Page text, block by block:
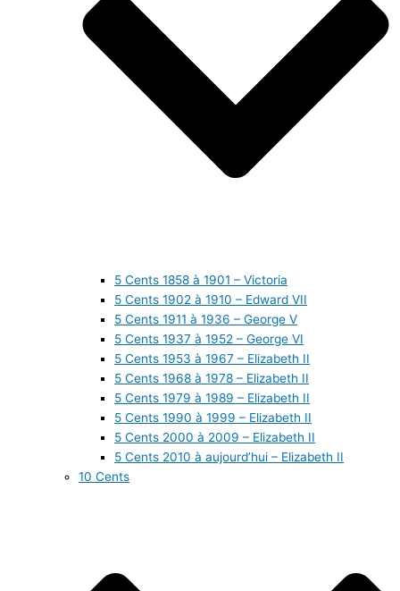
5 Cents 1858 à 1901 – Victoria
5 Cents 1902 à 1910 – Edward VII
5 Cents 1911 à 1936 – George V
5 Cents 1937 à 1952 – George VI
5 Cents 1953 à 1967 – Elizabeth II
5 Cents 1968 à 1978 – Elizabeth II
5 Cents 1979 à 1989 – Elizabeth II
5 Cents 1990 à 1999 – Elizabeth II
5 Cents 2000 à 2009 – Elizabeth II
5 Cents 2010 à aujourd’hui – Elizabeth II
10 Cents